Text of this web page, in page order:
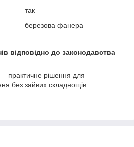
так
березова фанера
відповідно до законодавства
— практичне рішення для
без зайвих складнощів.